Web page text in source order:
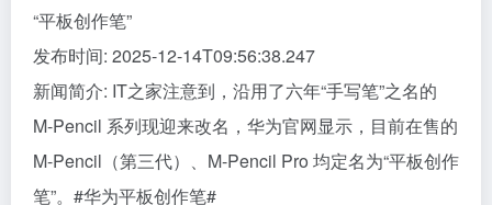
“平板创作笔”
发布时间: 2025-12-14T09:56:38.247
新闻简介: IT之家注意到，沿用了六年“手写笔”之名的
M-Pencil 系列现迎来改名，华为官网显示，目前在售的
M-Pencil（第三代）、M-Pencil Pro 均定名为“平板创作
笔”。#华为平板创作笔#